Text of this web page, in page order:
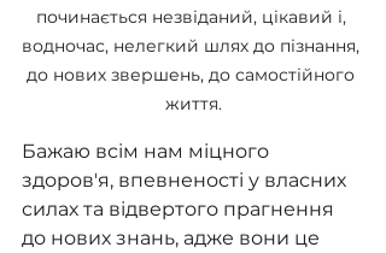
починається незвіданий, цікавий і,
водночас, нелегкий шлях до пізнання,
до нових звершень, до самостійного
життя.
Бажаю всім нам міцного
здоров'я, впевненості у власних
силах та відвертого прагнення
до нових знань, адже вони це